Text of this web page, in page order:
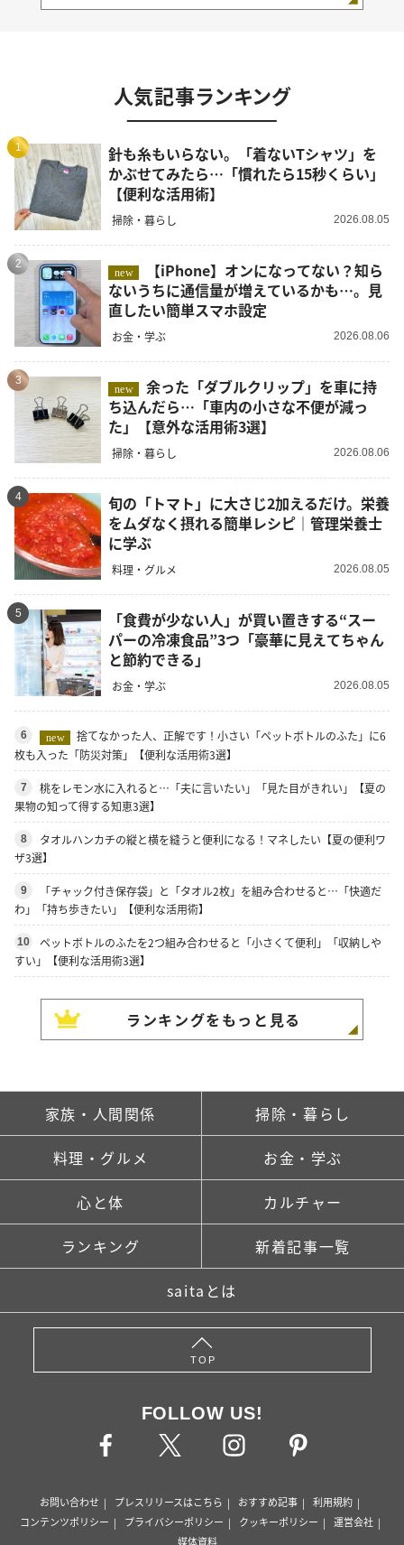
人気記事ランキング
1
針も糸もいらない。「着ないTシャツ」を
かぶせてみたら…「慣れたら15秒くらい」
【便利な活用術】
掃除・暮らし 2026.08.05
2
new
ないうちに通信量が増えているかも…。見
直したい簡単スマホ設定
お金・学ぶ 2026.08.06
3
new
余った「ダブルクリップ」を車に持
ち込んだら…「車内の小さな不便が減っ
た」【意外な活用術3選】
掃除・暮らし 2026.08.06
4
旬の「トマト」に大さじ2加えるだけ。栄養
をムダなく摂れる簡単レシピ｜管理栄養士
に学ぶ
料理・グルメ 2026.08.05
5
「食費が少ない人」が買い置きする“スー
パーの冷凍食品”3つ「豪華に見えてちゃん
と節約できる」
お金・学ぶ 2026.08.05
6 new
捨てなかった人、正解です！小さい「ペットボトルのふた」に6
枚も入った「防災対策」【便利な活用術3選】
7
桃をレモン水に入れると…「夫に言いたい」「見た目がきれい」【夏の
果物の知って得する知恵3選】
8
タオルハンカチの縦と横を縫うと便利になる！マネしたい【夏の便利ワ
ザ3選】
9
「チャック付き保存袋」と「タオル2枚」を組み合わせると…「快適だ
わ」「持ち歩きたい」【便利な活用術】
10
ペットボトルのふたを2つ組み合わせると「小さくて便利」「収納しや
すい」【便利な活用術3選】
ランキングをもっと見る
家族・人間関係 掃除・暮らし
料理・グルメ お金・学ぶ
心と体 カルチャー
ランキング 新着記事一覧
saitaとは
TOP
FOLLOW US!
お問い合わせ プレスリリースはこちら おすすめ記事
利用規約
コンテンツポリシー
プライバシーポリシー クッキーポリシー
運営会社
媒体資料